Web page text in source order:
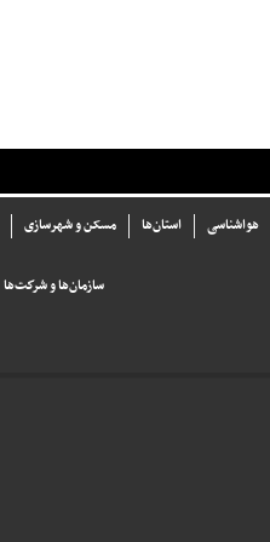
مسکن و شهرسازی استان‌ها
هواشناسی
سازما‌ن‌ها و شركت‌ها